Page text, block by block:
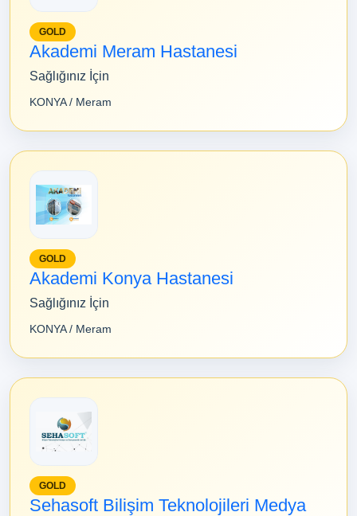
GOLD
Akademi Meram Hastanesi
Sağlığınız İçin
KONYA / Meram
GOLD
Akademi Konya Hastanesi
Sağlığınız İçin
KONYA / Meram
GOLD
Sehasoft Bilişim Teknolojileri Medya